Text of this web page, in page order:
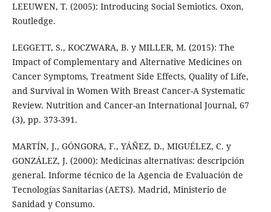
LEEUWEN, T. (2005): Introducing Social Semiotics. Oxon,
Routledge.
LEGGETT, S., KOCZWARA, B. y MILLER, M. (2015): The
Impact of Complementary and Alternative Medicines on
Cancer Symptoms, Treatment Side Effects, Quality of Life,
and Survival in Women With Breast Cancer-A Systematic
Review. Nutrition and Cancer-an International Journal, 67
(3), pp. 373-391.
MARTÍN, J., GÓNGORA, F., YÁÑEZ, D., MIGUÉLEZ, C. y
GONZÁLEZ, J. (2000): Medicinas alternativas: descripción
general. Informe técnico de la Agencia de Evaluación de
Tecnologías Sanitarias (AETS). Madrid, Ministerio de
Sanidad y Consumo.